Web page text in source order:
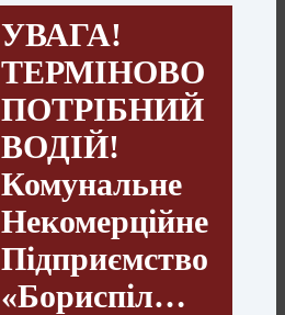
УВАГА!
ТЕРМІНОВО
ПОТРІБНИЙ
ВОДІЙ!
Комунальне
Некомерційне
Підприємство
«Бориспіл…